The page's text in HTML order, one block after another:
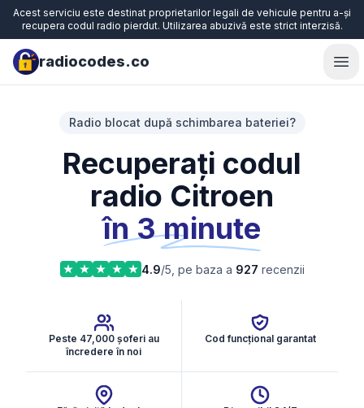
Acest serviciu este destinat proprietarilor legali de vehicule pentru a-și
recupera codul radio pierdut. Utilizarea abuzivă este strict interzisă.
radiocodes.co
Radio blocat după schimbarea bateriei?
Recuperați codul
radio Citroen
în 3 minute
4.9/5, pe baza a 927 recenzii
Peste 47,000 șoferi au
încredere în noi
Cod funcțional garantat